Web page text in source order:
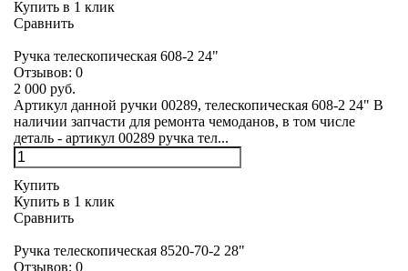
Купить в 1 клик
Сравнить
Ручка телескопическая 608-2 24"
Отзывов: 0
2 000 руб.
Артикул данной ручки 00289, телескопическая 608-2 24" В
наличии запчасти для ремонта чемоданов, в том числе
деталь - артикул 00289 ручка тел...
Купить
Купить в 1 клик
Сравнить
Ручка телескопическая 8520-70-2 28"
Отзывов: 0